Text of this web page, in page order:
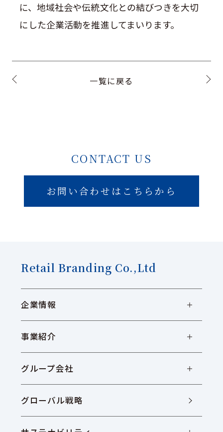
に、地域社会や伝統文化との結びつきを大切
にした企業活動を推進してまいります。
一覧に戻る
CONTACT US
お問い合わせはこちらから
Retail Branding Co.,Ltd
企業情報
事業紹介
グループ会社
グローバル戦略